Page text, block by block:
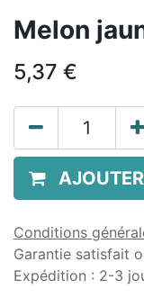
Melon
5,37 €
Conditions
Garantie satisfait
Expédition : 2-3